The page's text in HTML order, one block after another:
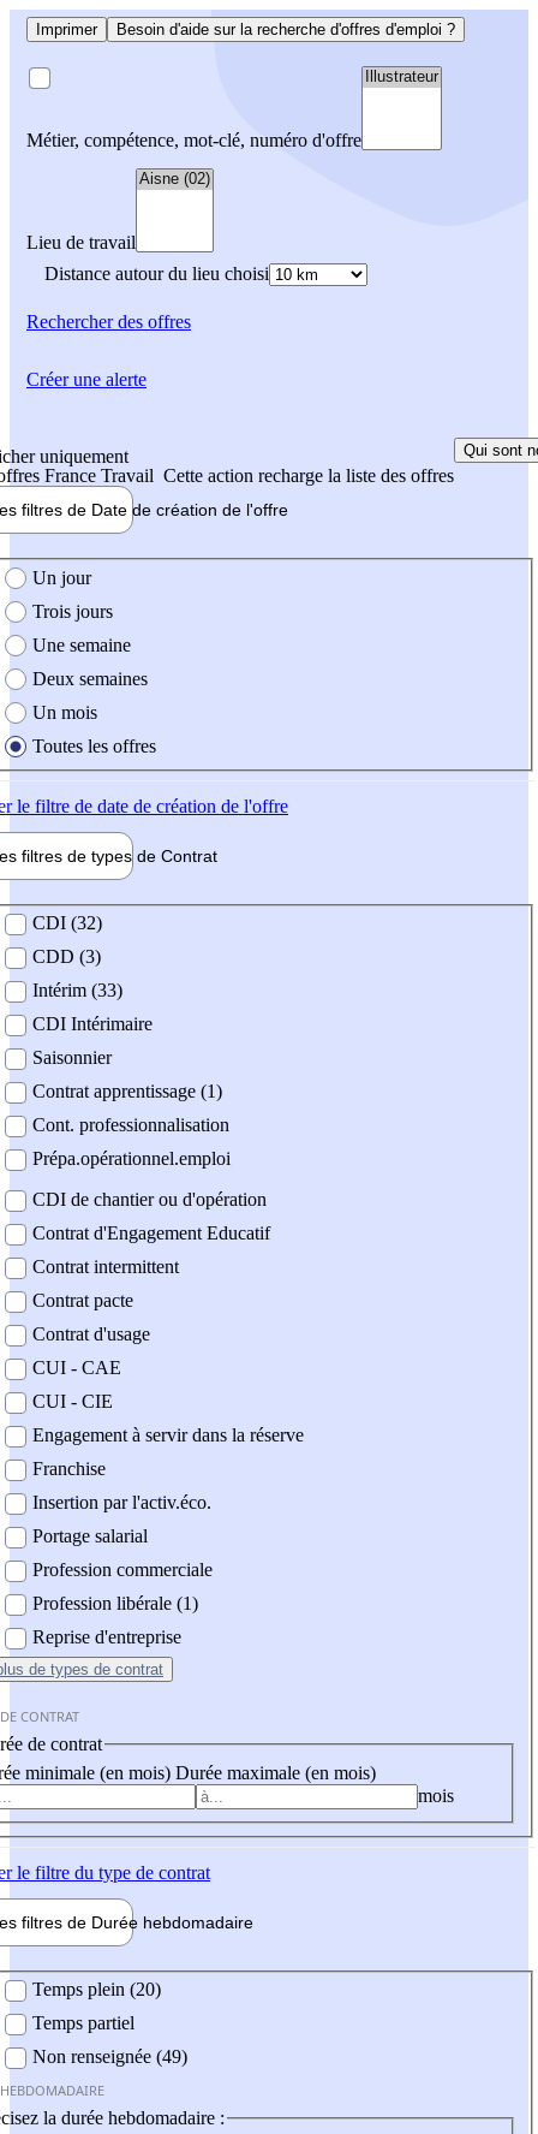
Imprimer Besoin d'aide sur la recherche d'offres d'emploi ?
Métier, compétence, mot-clé, numéro d'offre
Lieu de travail
Distance autour du lieu choisi
Rechercherdes offres
uniquement
France Travail Cette action recharge la liste des offres
Qui sont
filtres de Date de création de l'offre
création de l'offre
Un jour
Trois jours
Une semaine
Deux semaines
Un mois
Toutes les offres
le filtre de date de création de l'offre
filtres de types de Contrat
contrat
CDI (32)
CDD (3)
Intérim (33)
CDI Intérimaire
Saisonnier
Contrat apprentissage (1)
Cont. professionnalisation
Prépa.opérationnel.emploi
CDI de chantier ou d'opération
Contrat d'Engagement Educatif
Contrat intermittent
Contrat pacte
Contrat d'usage
CUI - CAE
CUI - CIE
Engagement à servir dans la réserve
Franchise
Insertion par l'activ.éco.
Portage salarial
Profession commerciale
Profession libérale (1)
Reprise d'entreprise
de types de contrat
CONTRAT
de contrat
minimale (en mois) Durée maximale (en mois)
mois
le filtre du type de contrat
filtres de Durée hebdomadaire
Temps plein (20)
Temps partiel
Non renseignée (49)
la durée hebdomadaire :
Créer une alerte